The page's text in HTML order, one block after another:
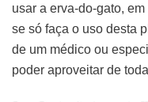
usar a erva-do-gato,
se só faça o uso desta
de um médico ou
poder aproveitar de